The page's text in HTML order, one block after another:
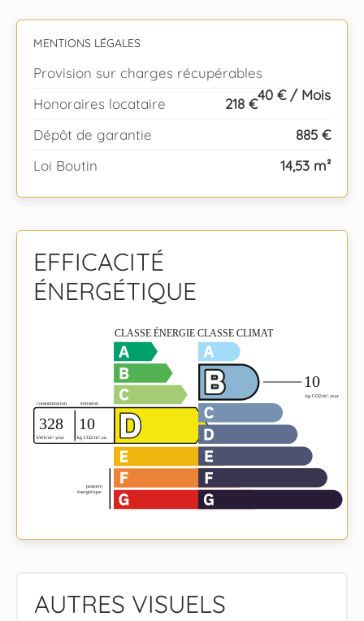
MENTIONS LÉGALES
Provision sur charges récupérables
40 € / Mois
Honoraires locataire
218 €
Dépôt de garantie
885 €
Loi Boutin
14,53 m²
EFFICACITÉ
ÉNERGÉTIQUE
AUTRES VISUELS